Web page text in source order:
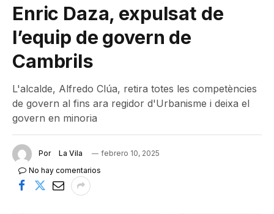
Enric Daza, expulsat de
l’equip de govern de
Cambrils
L'alcalde, Alfredo Clúa, retira totes les competències
de govern al fins ara regidor d'Urbanisme i deixa el
govern en minoria
Por La Vila
febrero 10, 2025
No hay comentarios